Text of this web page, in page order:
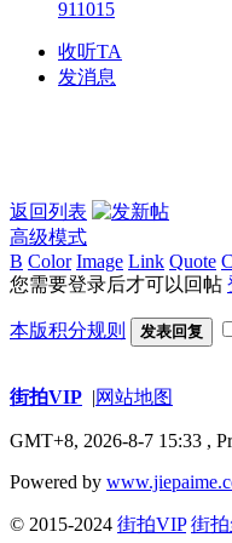
911015
收听TA
发消息
返回列表
高级模式
B Color Image Link Quote
您需要登录后才可以回帖
本版积分规则 发表回复
街拍VIP |网站地图
GMT+8, 2026-8-7 15:33 ,
Powered by
© 2015-2024 街拍VIP 街